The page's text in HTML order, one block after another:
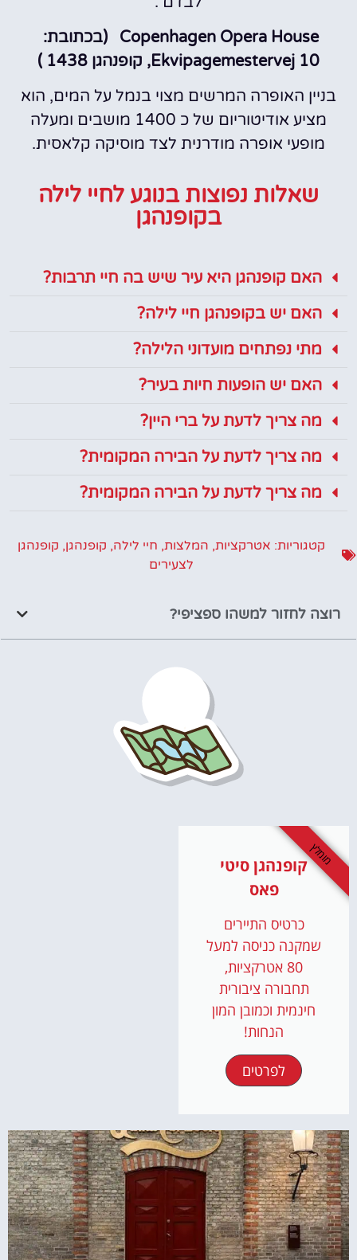
Copenhagen Opera House‬ (בכתובת:
‪‪Ekvipagemestervej 10‬‬, קופנהגן 1438 )
בניין האופרה המרשים מצוי בנמל על המים, הוא
מציע אודיטוריום של כ 1400 מושבים ומעלה
מופעי אופרה מודרנית לצד מוסיקה קלאסית.
שאלות נפוצות בנוגע לחיי לילה
בקופנהגן
האם קופנהגן היא עיר שיש בה חיי תרבות?
האם יש בקופנהגן חיי לילה?
מתי נפתחים מועדוני הלילה?
האם יש הופעות חיות בעיר?
מה צריך לדעת על ברי היין?
מה צריך לדעת על הבירה המקומית?
מה צריך לדעת על הבירה המקומית?
קטגוריות: אטרקציות המלצות חיי לילה קופנהגן קופנהגן
לצעירים
רוצה לחזור למשהו ספציפי?
קופנהגן סיטי
פאס
כרטיס התיירים
שמקנה כניסה למעל
80 אטרקציות,
תחבורה ציבורית
חינמית וכמובן המון
הנחות!
לפרטים
מומלץ